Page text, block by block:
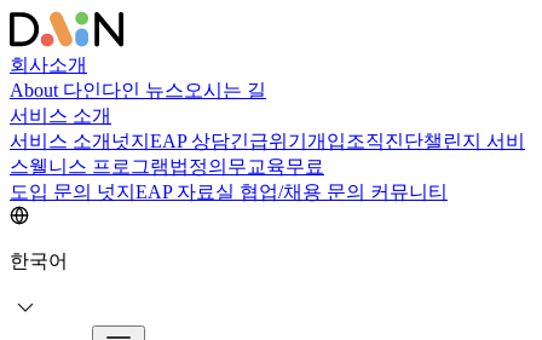
회사소개
About 다인다인 뉴스오시는 길
서비스 소개
서비스 소개 넛지EAP 상담긴급위기개입조직진단챌린지 서비
스웰니스 프로그램법정의무교육무료
도입 문의 넛지EAP 자료실 협업/채용 문의 커뮤니티
한국어